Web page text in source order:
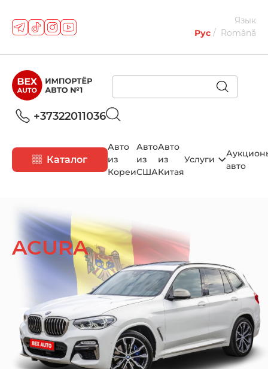
Язык
Рус
Română
+37322011036
Каталог
Авто
из
Кореи
Авто
из
США
Авто
из
Китая
Услуги
авто
ACURA